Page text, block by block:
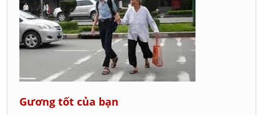
Gương tốt của bạn